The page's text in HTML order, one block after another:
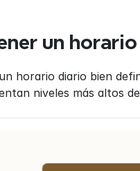
un
horario diario bien
niveles más altos